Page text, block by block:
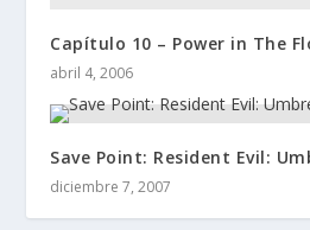
Capítulo 10 – Power in The
abril 4, 2006
Save Point: Resident Evil:
diciembre 7, 2007